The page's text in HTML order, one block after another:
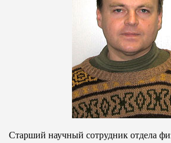
Старший научный сотрудник отдела